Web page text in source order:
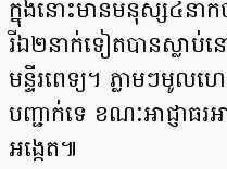
ក្នុងនោះមានមនុស្ស៤នាក់
រីឯ២នាក់ទៀតបានស្លា
មន្ទីរពេទ្យ។ ភ្លាមៗមូលហ
បញ្ជាក់ទេ ខណៈអាជ្ញាធរ
អង្កេត៕